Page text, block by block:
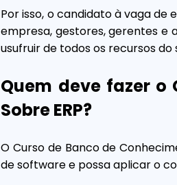
Por isso, o candidato à vaga de
empresa, gestores, gerentes e
usufruir de todos os recursos do
Quem deve fazer o
Sobre ERP?
O Curso de Banco de
de software e possa aplicar o